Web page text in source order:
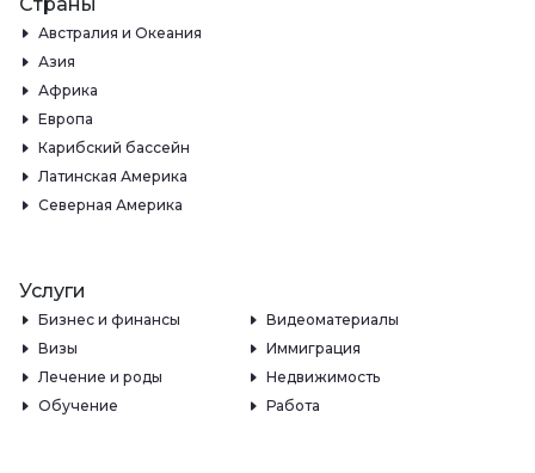
Австралия и Океания
Азия
Африка
Европа
Карибский бассейн
Латинская Америка
Северная Америка
Услуги
Бизнес и финансы
Видеоматериалы
Визы
Иммиграция
Лечение и роды
Недвижимость
Обучение
Работа